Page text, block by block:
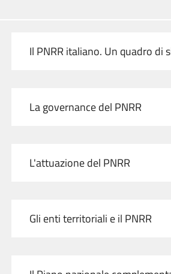
Il PNRR italiano. Un quadro di
La governance del PNRR
L'attuazione del PNRR
Gli enti territoriali e il PNRR